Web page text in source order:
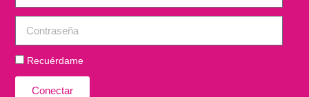
Recuérdame
Conectar